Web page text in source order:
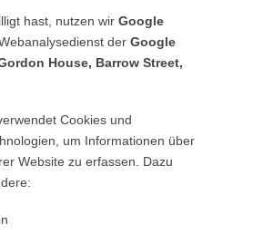
hast, nutzen wir Google
Webanalysedienst der Google
House, Barrow Street,
Cookies und
um Informationen über
Website zu erfassen. Dazu